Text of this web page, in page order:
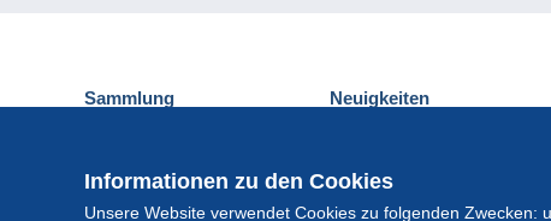
Informationen zu den Cookies
Unsere Website verwendet Cookies zu folgenden Zwecken:
Sammlung
Münzen und Banknoten
Neuigkeiten